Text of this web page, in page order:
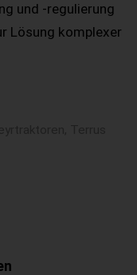
und -regulierung
Lösung komplexer